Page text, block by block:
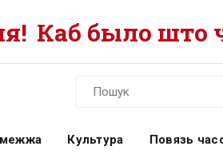
Каб было што
Культура Повязь